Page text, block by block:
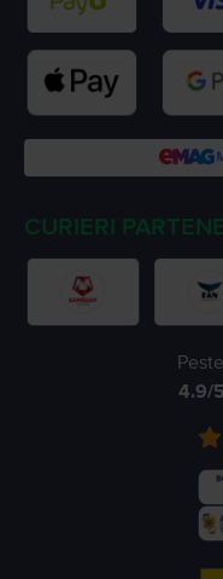
CURIERI
Peste
4.9/